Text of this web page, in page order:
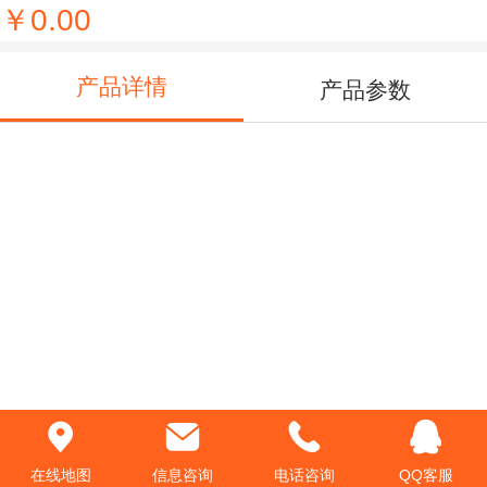
￥0.00
产品详情 产品参数
在线地图 信息咨询 电话咨询 QQ客服